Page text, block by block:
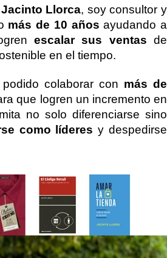
Jacinto Llorca, soy consultor y
más de 10 años ayudando a
escalar sus ventas de
en el tiempo.
colaborar con más de
que logren un incremento en
no solo diferenciarse sino
como líderes y despedirse